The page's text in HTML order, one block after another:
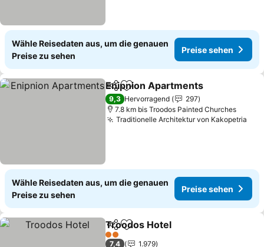
Wähle Reisedaten aus, um die genauen
Preise zu sehen
Preise sehen
TeilenZu Favoriten hinzufügen
Enipnion Apartments
9,3 Hervorragend
297
7.8 km bis Troodos Painted Churches
Traditionelle Architektur von Kakopetria
Wähle Reisedaten aus, um die genauen
Preise zu sehen
Preise sehen
TeilenZu Favoriten hinzufügen
Troodos Hotel
2 Sterne
7,4
1.979